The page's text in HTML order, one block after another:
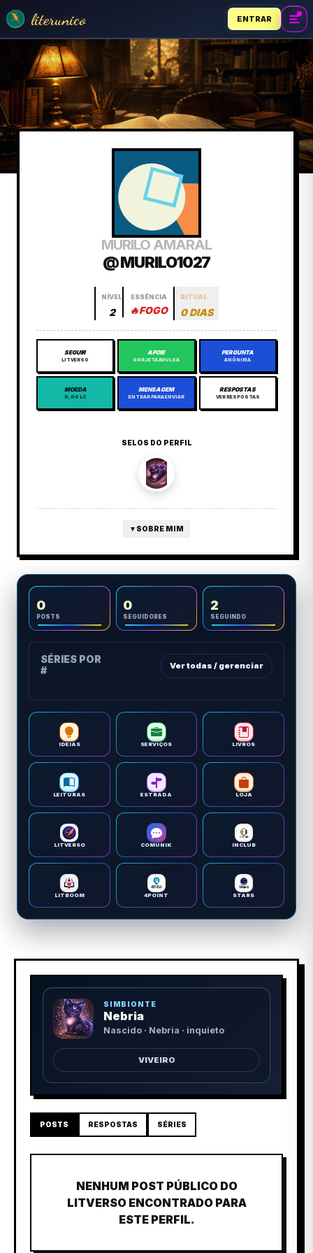
literunico ENTRAR
MURILO AMARAL
@ MURILO1027
NÍVEL
2
ESSÊNCIA
🔥FOGO
RITUAL
0 DIAS
SEGUIR
LITVERSO
APOIE
GORJETA AVULSA
PERGUNTA
ANÔNIMA
MOEDA
0,00 LC
MENSAGEM
ENTRAR PARA ENVIAR
RESPOSTAS
VER RESPOSTAS
SELOS DO PERFIL
▼ SOBRE MIM
0
POSTS
0
SEGUIDORES
2
SEGUINDO
SÉRIES POR
#
Ver todas / gerenciar
IDEIAS SERVIÇOS LIVROS
LEITURAS ESTRADA LOJA
LITVERSO COMUNIK INCLUB
LITBOOM 4POINT STARS
SIMBIONTE
Nebria
Nascido · Nebria · inquieto
VIVEIRO
POSTS RESPOSTAS SÉRIES
NENHUM POST PÚBLICO DO
LITVERSO ENCONTRADO PARA
ESTE PERFIL.